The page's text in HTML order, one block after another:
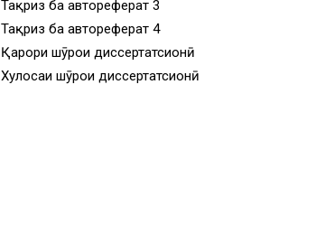
Тақриз ба автореферат 3
Тақриз ба автореферат 4
Қарори шӯрои диссертатсионӣ
Хулосаи шӯрои диссертатсионӣ